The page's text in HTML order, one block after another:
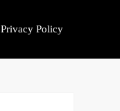
Privacy Policy